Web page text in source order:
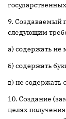
9. Создаваемый
следующим
а) содержать не
б) содержать
в) не содержать
10. Создание
целях